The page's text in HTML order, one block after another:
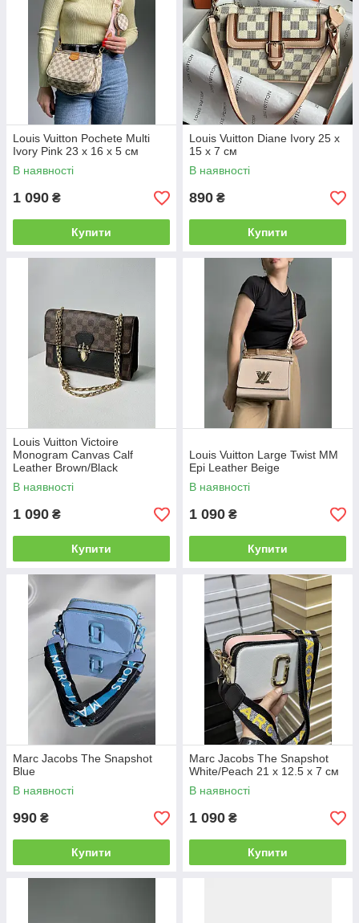
Louis Vuitton Pochete Multi
Ivory Pink 23 х 16 х 5 см
В наявності
1 090 ₴
Купити
Louis Vuitton Diane Ivory 25 x
15 x 7 см
В наявності
890 ₴
Купити
Louis Vuitton Victoire
Monogram Canvas Calf
Leather Brown/Black
В наявності
1 090 ₴
Купити
Louis Vuitton Large Twist MM
Epi Leather Beige
В наявності
1 090 ₴
Купити
Marc Jacobs The Snapshot
Blue
В наявності
990 ₴
Купити
Marc Jacobs The Snapshot
White/Peach 21 х 12.5 х 7 см
В наявності
1 090 ₴
Купити